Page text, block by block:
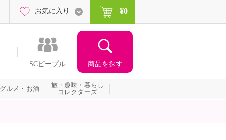
SCピープル 商品を探す
お気に入り ¥0
グルメ・お酒
旅・趣味・暮らし
コレクターズ